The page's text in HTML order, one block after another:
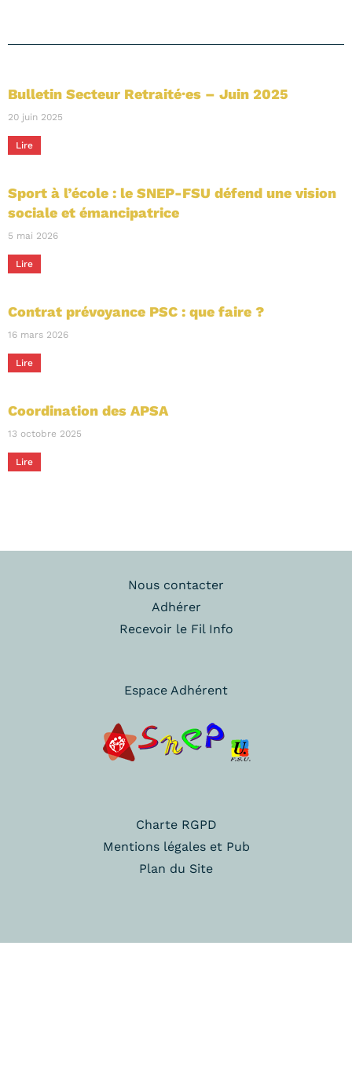
Bulletin Secteur Retraité·es – Juin 2025
20 juin 2025
Lire
Sport à l’école : le SNEP-FSU défend une vision
sociale et émancipatrice
5 mai 2026
Lire
Contrat prévoyance PSC : que faire ?
16 mars 2026
Lire
Coordination des APSA
13 octobre 2025
Lire
Nous contacter
Adhérer
Recevoir le Fil Info
Espace Adhérent
Charte RGPD
Mentions légales et Pub
Plan du Site